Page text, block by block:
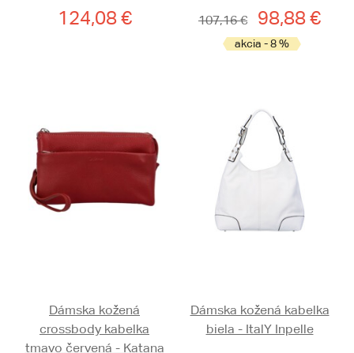
124,08 €
107,16 €
98,88 €
akcia - 8 %
Dámska kožená
crossbody kabelka
tmavo červená - Katana
Dámska kožená kabelka
biela - ItalY Inpelle